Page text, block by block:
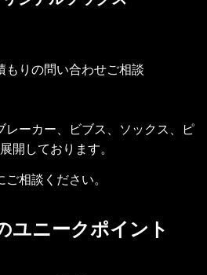
もりの問い合わせご相談
レーカー、ビブス、ソックス、ピ
開しております。
ご相談ください。
ユニークポイント